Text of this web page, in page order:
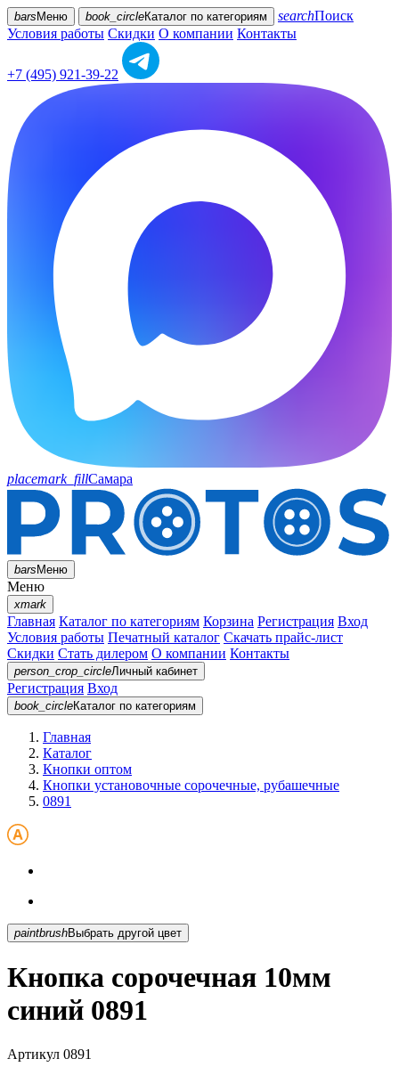
bars Меню book_circleКаталог по категориям searchПоиск
Условия работы Скидки О компании Контакты
+7 (495) 921-39-22
placemark_fillСамара
barsМеню
Меню
xmark
Главная Каталог по категориям Корзина Регистрация Вход
Условия работы Печатный каталог Скачать прайс-лист
Скидки Стать дилером О компании Контакты
person_crop_circleЛичный кабинет
Регистрация Вход
book_circleКаталог по категориям
Главная
Каталог
Кнопки оптом
Кнопки установочные сорочечные, рубашечные
0891
paintbrush Выбрать другой цвет
Кнопка сорочечная 10мм
синий 0891
Артикул 0891